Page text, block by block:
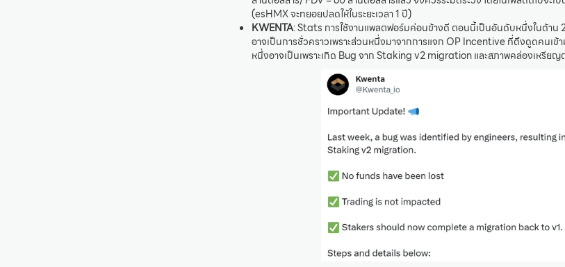
(esHMX จะทยอยปลดให้ในระยะเวลา 1 ปี)
KWENTA: Stats การใช้งานแพลตฟอร์มค่อนข้างดี ตอนนี้เป็นอันดับหนึ่งในด้าน
อาจเป็นการชั่วคราวเพราะส่วนหนึ่งมาจากการแจก OP Incentive ที่ดึงดูดคนเข้
หนึ่งอาจเป็นเพราะเกิด Bug จาก Staking v2 migration และสภาพคล่องเหรียญ